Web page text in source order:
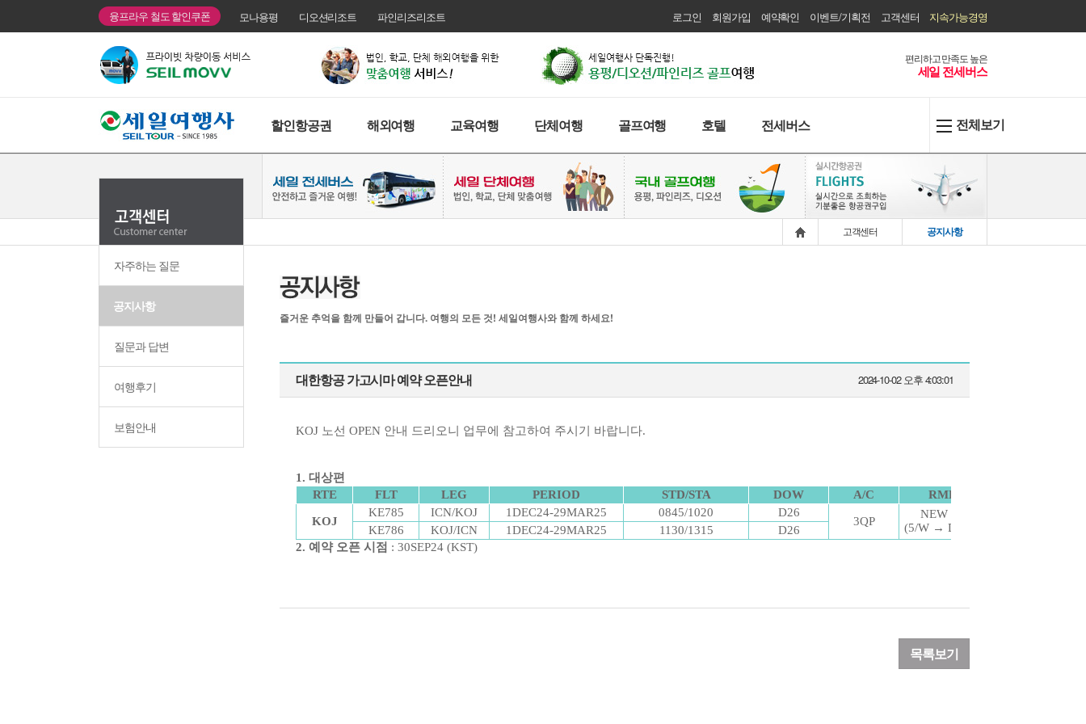
융프라우 철도 할인쿠폰 모나용평 디오션리조트 파인리즈리조트 로그인 회원가입 예약확인 이벤트/기획전 고객센터 지속가능경영
편리하고 만족도 높은
세일 전세버스
할인항공권 해외여행 교육여행 단체여행 골프여행 호텔 전세버스 전체보기
자주하는 질문
공지사항
질문과 답변
여행후기
보험안내
고객센터 공지사항
즐거운 추억을 함께 만들어 갑니다. 여행의 모든 것! 세일여행사와 함께 하세요!
대한항공 가고시마 예약 오픈안내 2024-10-02 오후 4:03:01
목록보기